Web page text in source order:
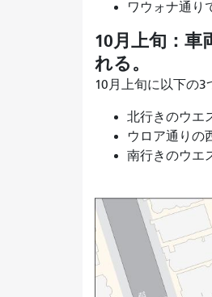
ワウォナ通り
10月上旬：車
れる。
10月上旬に以下の3
北行きのウエ
ウロア通りの
南行きのウエ